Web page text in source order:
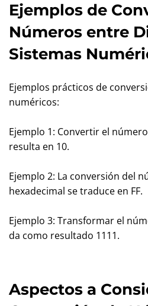
Ejemplos de
Números entre
Sistemas
Ejemplos prácticos de
numéricos:
Ejemplo 1: Convertir el
resulta en 10.
Ejemplo 2: La conversión del
hexadecimal se traduce en FF.
Ejemplo 3: Transformar el
da como resultado 1111.
Aspectos a